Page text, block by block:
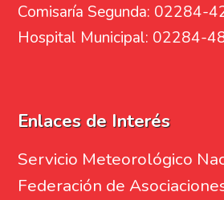
Comisaría Segunda: 02284-
Hospital Municipal: 02284-
Enlaces de Interés
Servicio Meteorológico
Federación de